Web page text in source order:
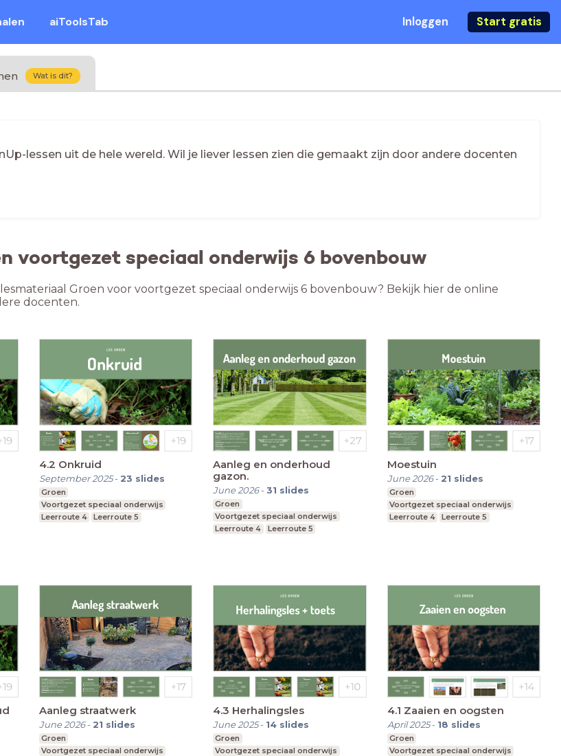
aiToolsTab Inloggen Start gratis
Wat is dit?
lessen uit de hele wereld. Wil je liever lessen zien die gemaakt zijn door andere docenten
voortgezet speciaal onderwijs 6 bovenbouw
Groen voor voortgezet speciaal onderwijs 6 bovenbouw? Bekijk hier de online
docenten.
4.2 Onkruid
September 2025- 23 slides
Groen
Voortgezet speciaal onderwijs
Leerroute 4
Leerroute 5
Aanleg en onderhoud
gazon.
June 2026-31 slides
Groen
Voortgezet speciaal onderwijs
Leerroute 4
Leerroute 5
Moestuin
June 2026- 21 slides
Groen
Voortgezet speciaal onderwijs
Leerroute 4
Leerroute 5
Aanleg straatwerk
June 2026- 21 slides
Groen
Voortgezet speciaal onderwijs
4.3 Herhalingsles
June 2025- 14 slides
Groen
Voortgezet speciaal onderwijs
4.1 Zaaien en oogsten
April 2025- 18 slides
Groen
Voortgezet speciaal onderwijs